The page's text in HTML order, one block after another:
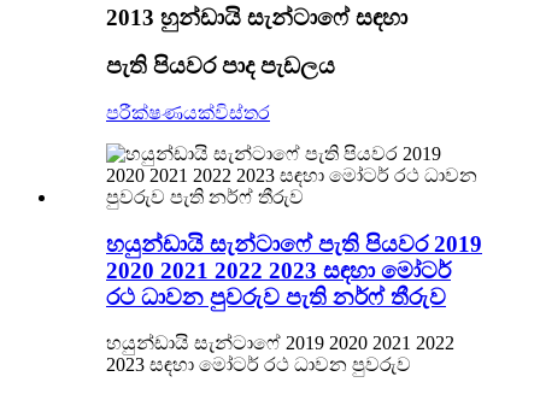
2013 හුන්ඩායි සැන්ටාෆේ සඳහා
පැති පියවර පාද පැඩලය
පරීක්ෂණයක්විස්තර
හයුන්ඩායි සැන්ටාෆේ පැති පියවර 2019
2020 2021 2022 2023 සඳහා මෝටර්
රථ ධාවන පුවරුව පැති නර්ෆ් තීරුව
හයුන්ඩායි සැන්ටාෆේ 2019 2020 2021 2022
2023 සඳහා මෝටර් රථ ධාවන පුවරුව